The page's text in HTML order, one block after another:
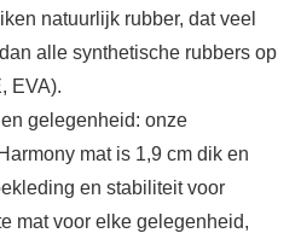
natuurlijk rubber, dat veel
alle synthetische rubbers op
EVA).
gelegenheid: onze
mat is 1,9 cm dik en
en stabiliteit voor
mat voor elke gelegenheid,